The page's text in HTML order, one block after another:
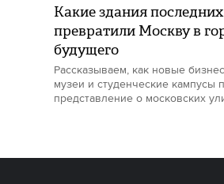
Какие здания
превратили Москву в
будущего
Рассказываем, как новые
музеи и студенческие кампусы
представление о московских